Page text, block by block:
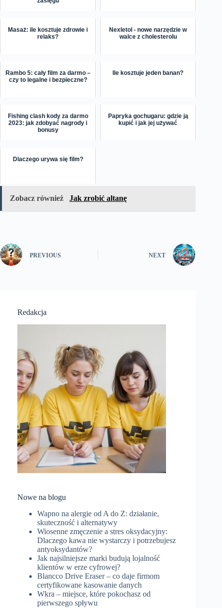
Masaż: ile kosztuje zdrowie i
relaks?
Nexletol - nowe narzędzie w
walce z cholesterolu
Rambo 5: cały film za darmo –
czy to legalne i bezpieczne?
Ile kosztuje jeden banan?
Fishing clash kody za darmo
2023: jak zdobyać nagrody i
bonusy
Papryka gochugaru: gdzie ją
kupić i jak jej używać
Dlaczego urywa się film?
Zobacz również Jak zrobić altanę
PREVIOUS NEXT
Redakcja
Nowe na blogu
Wapno na alergie od A do Z: działanie,
skuteczność i alternatywy
Wiosenne zmęczenie a stres oksydacyjny:
Dlaczego kawa nie wystarczy i potrzebujesz
antyoksydantów?
Jak najsilniejsze marki budują lojalność
klientów w erze cyfrowej?
Blancco Drive Eraser – co daje firmom
certyfikowane kasowanie danych
Wkra – miejsce, które pokochasz od
pierwszego spływu